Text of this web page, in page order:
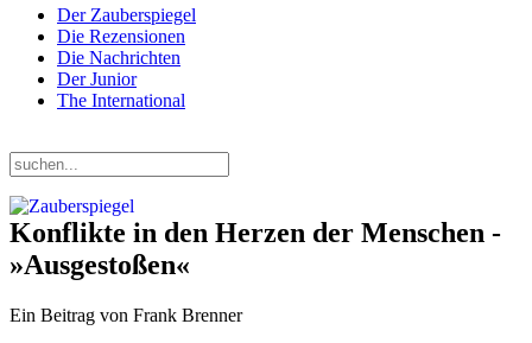
Der Zauberspiegel
Die Rezensionen
Die Nachrichten
Der Junior
The International
Konflikte in den Herzen der Menschen -
»Ausgestoßen«
Ein Beitrag von Frank Brenner